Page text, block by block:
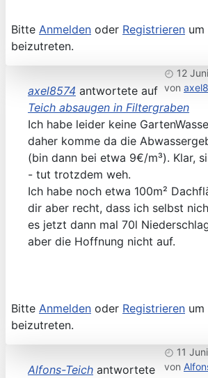
Bitte Anmelden oder Registrieren um
beizutreten.
12
von
axel8574 antwortete auf
Teich absaugen in Filtergraben
Ich habe leider keine
daher komme da die
(bin dann bei etwa 9€/m³). Klar,
- tut trotzdem weh.
Ich habe noch etwa 100m²
dir aber recht, dass ich selbst
es jetzt dann mal 70l
aber die Hoffnung nicht auf.
Bitte Anmelden oder Registrieren um
beizutreten.
11
von
Alfons-Teich antwortete